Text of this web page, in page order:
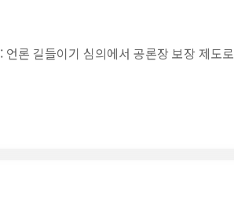
론 길들이기 심의에서 공론장 보장 제도로